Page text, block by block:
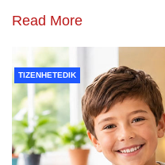
Read More
TIZENHETEDIK